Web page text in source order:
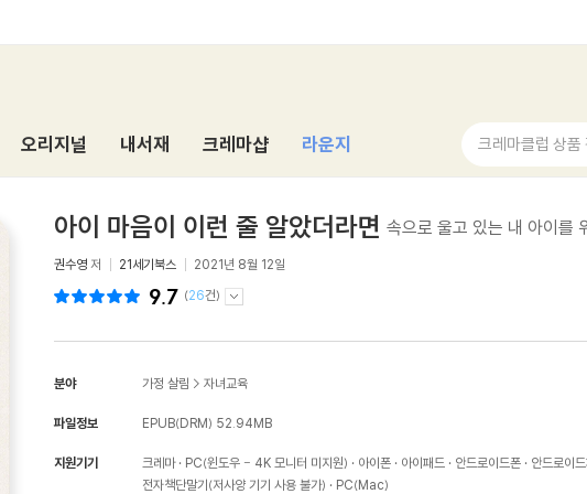
오리지널 내서재 크레마샵 라운지 크레마클럽 상품
아이 마음이 이런 줄 알았더라면 속으로 울고 있는 내 아이를
권수영 저 21세기북스 2021년 8월 12일
9.7 (26건)
분야 가정 살림 > 자녀교육
파일정보 EPUB(DRM) 52.94MB
지원기기 크레마 PC(윈도우 - 4K 모니터 미지원) 아이폰 아이패드 안드로이드폰
안드로이
전자책단말기(저사양 기기 사용 불가)
PC(Mac)